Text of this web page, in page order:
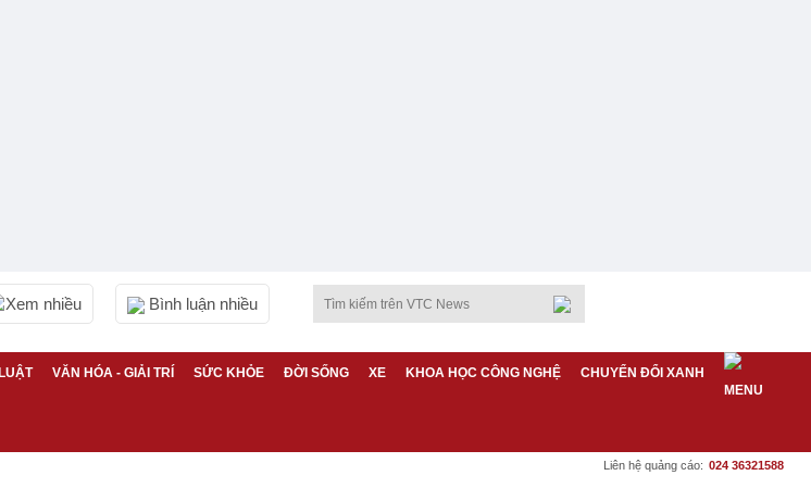
Xem nhiều Bình luận nhiều
VĂN HÓA - GIẢI TRÍ SỨC KHỎE ĐỜI SỐNG XE KHOA HỌC CÔNG NGHỆ CHUYỂN ĐỔI XANH
Liên hệ quảng cáo: 024 36321588